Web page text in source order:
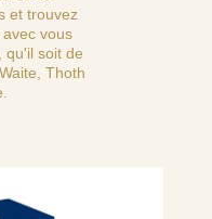
et trouvez
vous
qu'il soit de
Thoth